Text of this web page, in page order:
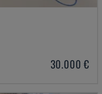
30.000 €